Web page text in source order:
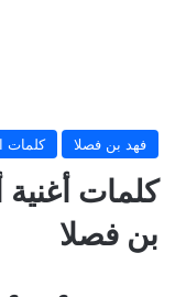
فهد بن فصلا كلمات
كلمات
بن فصلا